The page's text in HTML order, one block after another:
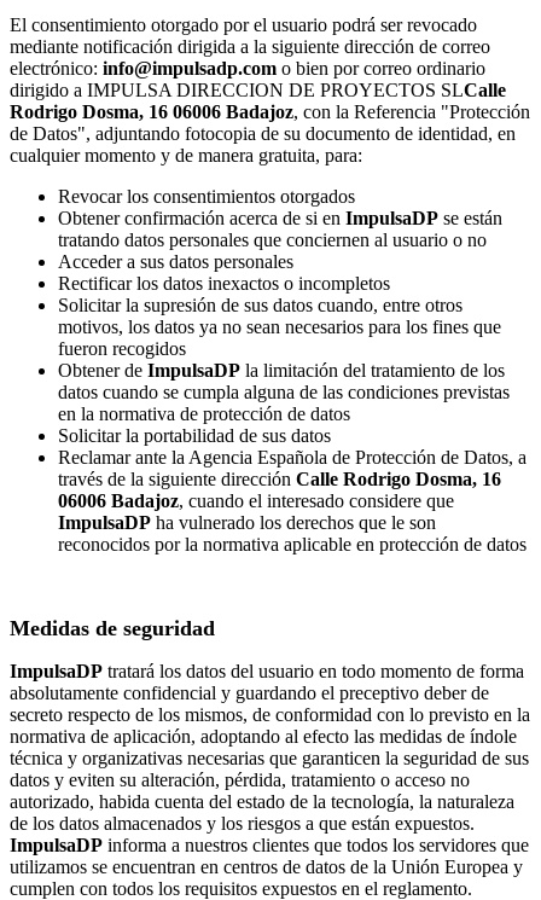
El consentimiento otorgado por el usuario podrá ser revocado
mediante notificación dirigida a la siguiente dirección de correo
electrónico: info@impulsadp.com o bien por correo ordinario
dirigido a IMPULSA DIRECCION DE PROYECTOS SLCalle
Rodrigo Dosma, 16 06006 Badajoz, con la Referencia "Protección
de Datos", adjuntando fotocopia de su documento de identidad, en
cualquier momento y de manera gratuita, para:
Revocar los consentimientos otorgados
Obtener confirmación acerca de si en ImpulsaDP se están
tratando datos personales que conciernen al usuario o no
Acceder a sus datos personales
Rectificar los datos inexactos o incompletos
Solicitar la supresión de sus datos cuando, entre otros
motivos, los datos ya no sean necesarios para los fines que
fueron recogidos
Obtener de ImpulsaDP la limitación del tratamiento de los
datos cuando se cumpla alguna de las condiciones previstas
en la normativa de protección de datos
Solicitar la portabilidad de sus datos
Reclamar ante la Agencia Española de Protección de Datos, a
través de la siguiente dirección Calle Rodrigo Dosma, 16
06006 Badajoz, cuando el interesado considere que
ImpulsaDP ha vulnerado los derechos que le son
reconocidos por la normativa aplicable en protección de datos
Medidas de seguridad
ImpulsaDP tratará los datos del usuario en todo momento de forma
absolutamente confidencial y guardando el preceptivo deber de
secreto respecto de los mismos, de conformidad con lo previsto en la
normativa de aplicación, adoptando al efecto las medidas de índole
técnica y organizativas necesarias que garanticen la seguridad de sus
datos y eviten su alteración, pérdida, tratamiento o acceso no
autorizado, habida cuenta del estado de la tecnología, la naturaleza
de los datos almacenados y los riesgos a que están expuestos.
ImpulsaDP informa a nuestros clientes que todos los servidores que
utilizamos se encuentran en centros de datos de la Unión Europea y
cumplen con todos los requisitos expuestos en el reglamento.